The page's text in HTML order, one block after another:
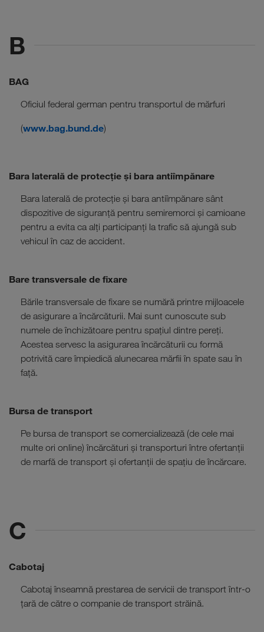
B
BAG
Oficiul federal german pentru transportul de mărfuri
(www.bag.bund.de)
Bara laterală de protecție și bara antiîmpănare
Bara laterală de protecție și bara antiîmpănare sânt
dispozitive de siguranță pentru semiremorci și camioane
pentru a evita ca alți participanți la trafic să ajungă sub
vehicul în caz de accident.
Bare transversale de fixare
Bările transversale de fixare se numără printre mijloacele
de asigurare a încărcăturii. Mai sunt cunoscute sub
numele de închizătoare pentru spațiul dintre pereți.
Acestea servesc la asigurarea încărcăturii cu formă
potrivită care împiedică alunecarea mărfii în spate sau în
față.
Bursa de transport
Pe bursa de transport se comercializează (de cele mai
multe ori online) încărcături și transporturi între ofertanții
de marfă de transport și ofertanții de spațiu de încărcare.
C
Cabotaj
Cabotaj înseamnă prestarea de servicii de transport într-o
țară de către o companie de transport străină.